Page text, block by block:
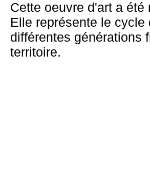
Cette oeuvre d'art a
Elle représente le
différentes générations
territoire.